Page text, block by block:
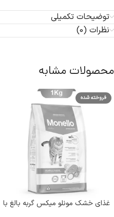
توضیحات تکمیلی
نظرات (0)
محصولات مشابه
فروخته شده
غذای خشک مونلو میکس گربه بالغ با